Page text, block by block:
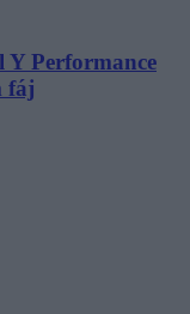
Y Performance
fáj